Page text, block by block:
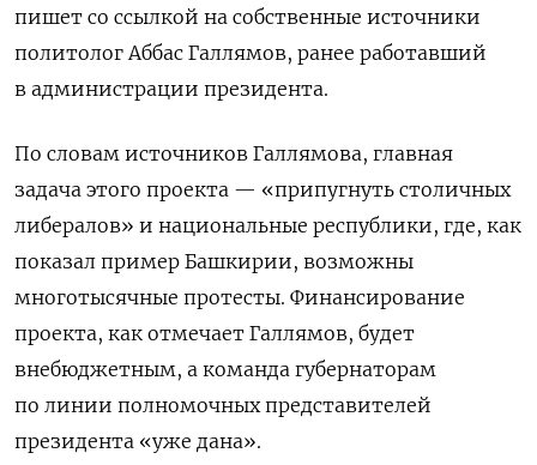
пишет со ссылкой на собственные источники
политолог Аббас Галлямов, ранее работавший
в администрации президента.
По словам источников Галлямова, главная
задача этого проекта — «припугнуть столичных
либералов» и национальные республики, где, как
показал пример Башкирии, возможны
многотысячные протесты. Финансирование
проекта, как отмечает Галлямов, будет
внебюджетным, а команда губернаторам
по линии полномочных представителей
президента «уже дана».